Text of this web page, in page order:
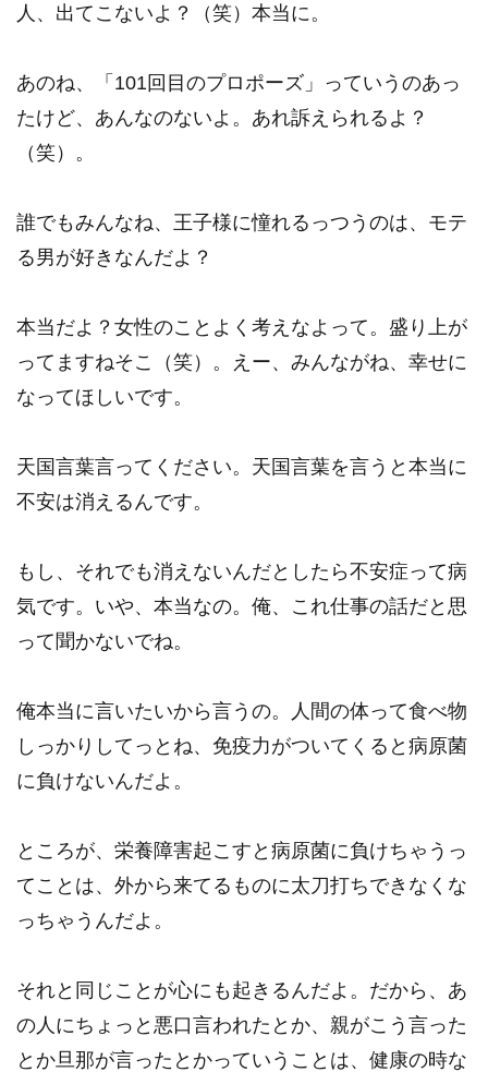
人、出てこないよ？（笑）本当に。
あのね、「101回目のプロポーズ」っていうのあっ
たけど、あんなのないよ。あれ訴えられるよ？
（笑）。
誰でもみんなね、王子様に憧れるっつうのは、モテ
る男が好きなんだよ？
本当だよ？女性のことよく考えなよって。盛り上が
ってますねそこ（笑）。えー、みんながね、幸せに
なってほしいです。
天国言葉言ってください。天国言葉を言うと本当に
不安は消えるんです。
もし、それでも消えないんだとしたら不安症って病
気です。いや、本当なの。俺、これ仕事の話だと思
って聞かないでね。
俺本当に言いたいから言うの。人間の体って食べ物
しっかりしてっとね、免疫力がついてくると病原菌
に負けないんだよ。
ところが、栄養障害起こすと病原菌に負けちゃうっ
てことは、外から来てるものに太刀打ちできなくな
っちゃうんだよ。
それと同じことが心にも起きるんだよ。だから、あ
の人にちょっと悪口言われたとか、親がこう言った
とか旦那が言ったとかっていうことは、健康の時な